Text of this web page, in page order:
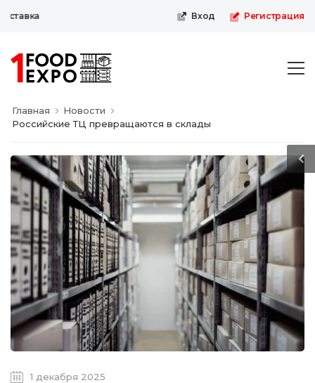
Вход Регистрация
Главная
Новости
Российские ТЦ превращаются в склады
1 декабря 2025